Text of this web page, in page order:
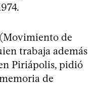
de
trabaja además
Piriápolis, pidió
de